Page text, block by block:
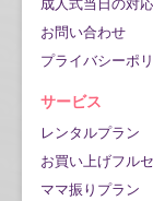
お問い合わせ
プライバシーポ
サービス
レンタルプラン
お買い上げフル
ママ振りプラン